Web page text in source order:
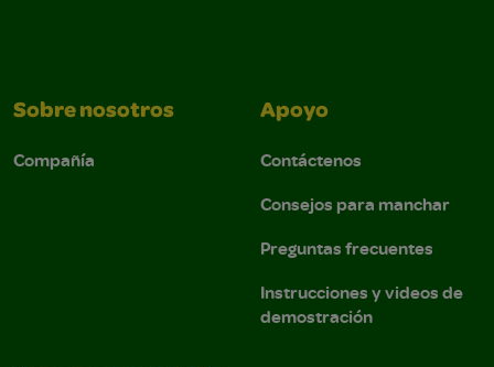
Sobre nosotros
Compañía
Apoyo
Contáctenos
Consejos para manchar
Preguntas frecuentes
Instrucciones y videos de
demostración